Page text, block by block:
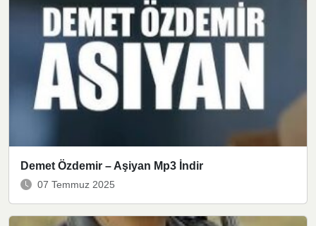
Demet Özdemir – Aşiyan Mp3 İndir
07 Temmuz 2025